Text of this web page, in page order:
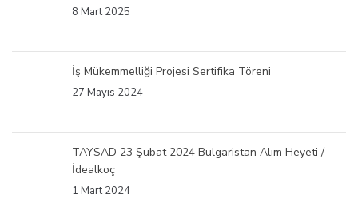
8 Mart 2025
İş Mükemmelliği Projesi Sertifika Töreni
27 Mayıs 2024
TAYSAD 23 Şubat 2024 Bulgaristan Alım Heyeti /
İdealkoç
1 Mart 2024